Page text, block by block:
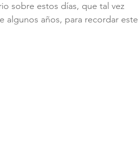
sobre estos días, que tal vez
algunos años, para recordar este